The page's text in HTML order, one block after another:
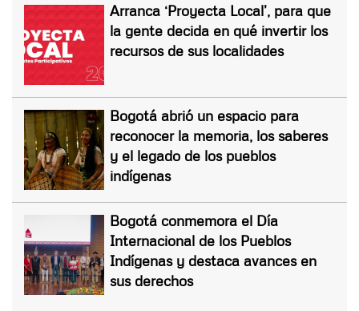
Arranca ‘Proyecta Local’, para que
la gente decida en qué invertir los
recursos de sus localidades
Bogotá abrió un espacio para
reconocer la memoria, los saberes
y el legado de los pueblos
indígenas
Bogotá conmemora el Día
Internacional de los Pueblos
Indígenas y destaca avances en
sus derechos